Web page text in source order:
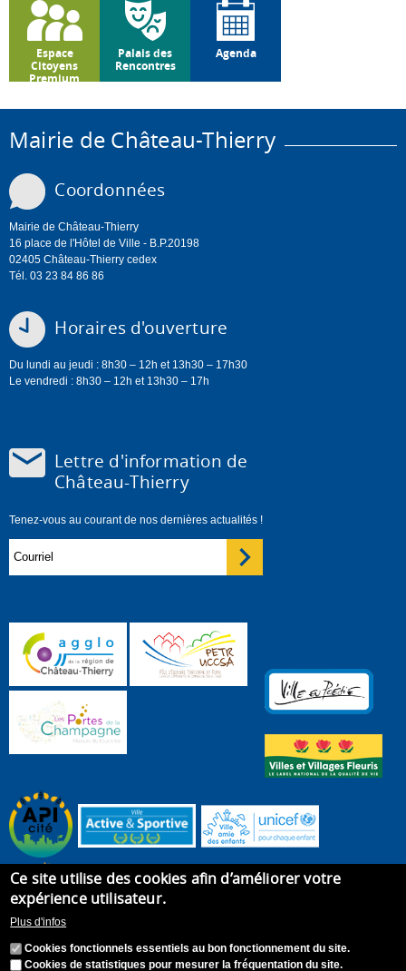
Espace
Citoyens
Premium
Palais des
Rencontres
Agenda
Mairie de Château-Thierry
Coordonnées
Mairie de Château-Thierry
16 place de l'Hôtel de Ville - B.P.20198
02405 Château-Thierry cedex
Tél. 03 23 84 86 86
Horaires d'ouverture
Du lundi au jeudi : 8h30 – 12h et 13h30 – 17h30
Le vendredi : 8h30 – 12h et 13h30 – 17h
Lettre d'information de
Château-Thierry
Tenez-vous au courant de nos dernières actualités !
Ce site utilise des cookies afin d’améliorer votre
expérience utilisateur.
Plus d'infos
Cookies fonctionnels essentiels au bon fonctionnement du site.
Cookies de statistiques pour mesurer la fréquentation du site.